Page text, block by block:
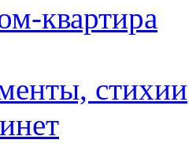
квартира
стихии